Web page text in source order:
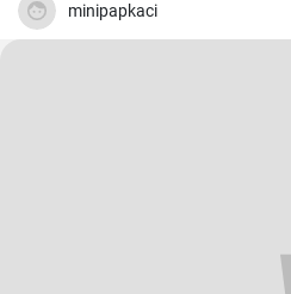
minipapkaci